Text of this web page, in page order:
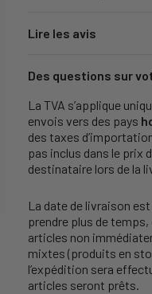
Lire les avis
Des questions sur
La TVA s’applique
envois vers des pays
des taxes
pas inclus dans le prix
destinataire lors de la
La date de livraison
prendre plus de
articles non
mixtes (produits en
l’expédition sera
articles seront prêts.